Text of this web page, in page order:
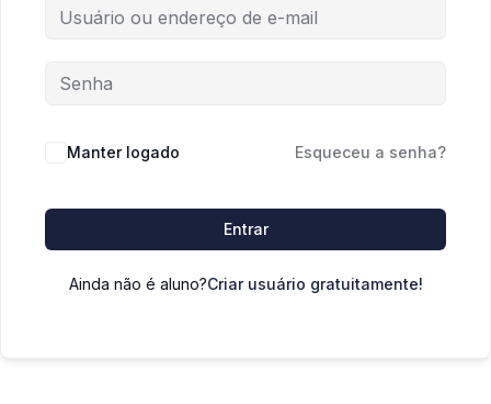
Manter logado Esqueceu a senha?
Entrar
Ainda não é aluno?Criar usuário gratuitamente!